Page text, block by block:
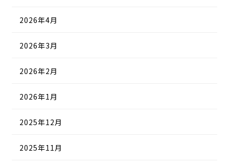
2026年4月
2026年3月
2026年2月
2026年1月
2025年12月
2025年11月